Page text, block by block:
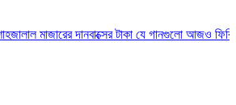
দানবাক্সের টাকাযে গানগুলো আজও ফিরিয়ে নেয়